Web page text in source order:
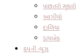
પાછતરો સુકારો
આગીયો
દાળિયા
ડાયબેક
કંપની ન્યુઝ